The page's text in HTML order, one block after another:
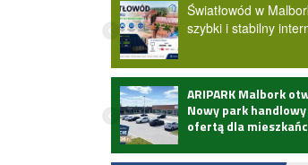
Światłowód w
szybki i stabilny
ARIPARK Malbork
Nowy park
ofertą dla